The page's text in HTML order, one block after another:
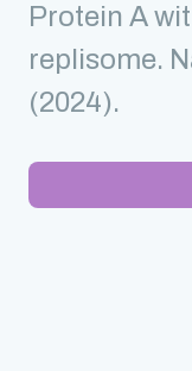
Protein A
replisome.
(2024).